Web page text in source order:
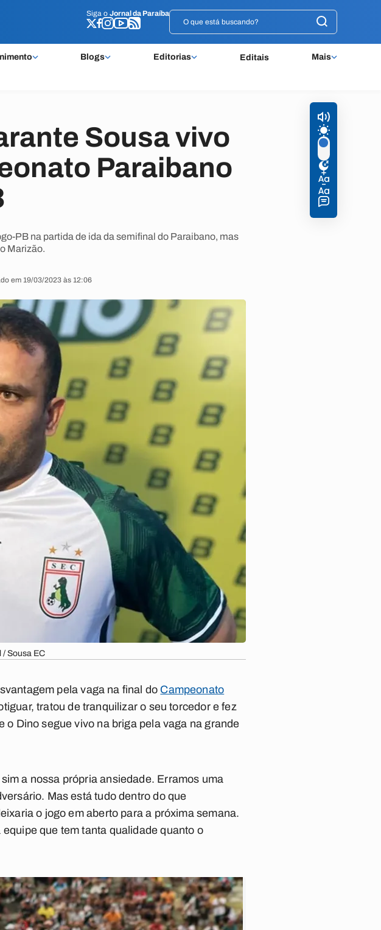
Siga o Jornal da Paraíba
Blogs Editorias Editais Mais
Siga o Jornal da Paraíba
Sousa vivo
Paraibano
PB na partida de ida da semifinal do Paraibano, mas
Marizão.
em 19/03/2023 às 12:06
Sousa EC
pela vaga na final do Campeonato
tratou de tranquilizar o seu torcedor e fez
Dino segue vivo na briga pela vaga na grande
a nossa própria ansiedade. Erramos uma
Mas está tudo dentro do que
o jogo em aberto para a próxima semana.
que tem tanta qualidade quanto o